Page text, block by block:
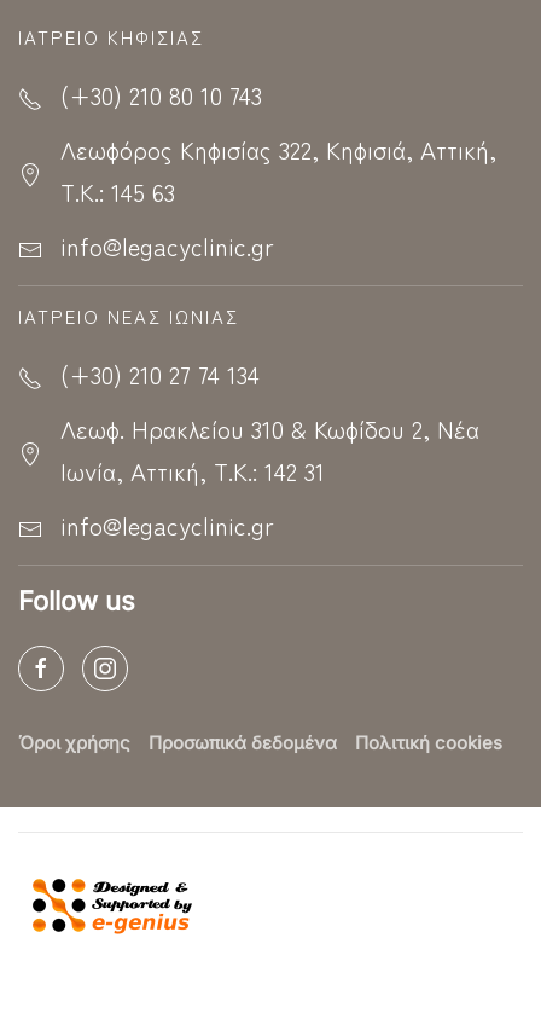
ΙΑΤΡΕΊΟ ΚΗΦΙΣΊΑΣ
(+30) 210 80 10 743
Λεωφόρος Κηφισίας 322, Κηφισιά, Αττική,
Τ.Κ.: 145 63
info@legacyclinic.gr
ΙΑΤΡΕΊΟ ΝΈΑΣ ΙΩΝΊΑΣ
(+30) 210 27 74 134
Λεωφ. Ηρακλείου 310 & Κωφίδου 2, Νέα
Ιωνία, Αττική, Τ.Κ.: 142 31
info@legacyclinic.gr
Follow us
Όροι χρήσης Προσωπικά δεδομένα Πολιτική cookies